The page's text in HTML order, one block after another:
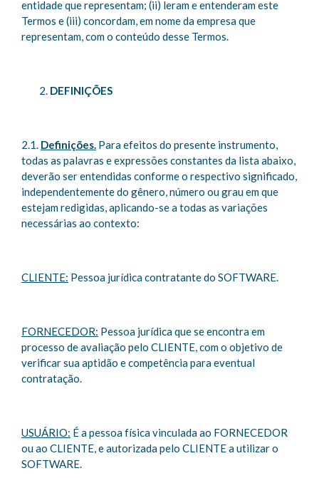
entidade que representam; (ii) leram e entenderam este
Termos e (iii) concordam, em nome da empresa que
representam, com o conteúdo desse Termos.
DEFINIÇÕES
2.1. Definições. Para efeitos do presente instrumento,
todas as palavras e expressões constantes da lista abaixo,
deverão ser entendidas conforme o respectivo significado,
independentemente do gênero, número ou grau em que
estejam redigidas, aplicando-se a todas as variações
necessárias ao contexto:
CLIENTE: Pessoa jurídica contratante do SOFTWARE.
FORNECEDOR: Pessoa jurídica que se encontra em
processo de avaliação pelo CLIENTE, com o objetivo de
verificar sua aptidão e competência para eventual
contratação.
USUÁRIO: É a pessoa física vinculada ao FORNECEDOR
ou ao CLIENTE, e autorizada pelo CLIENTE a utilizar o
SOFTWARE.